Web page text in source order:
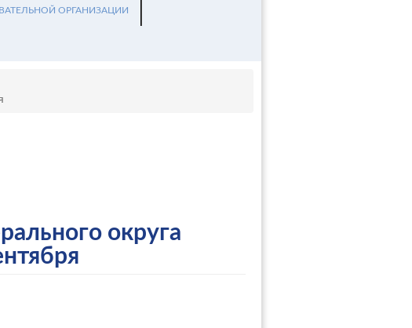
ОРГАНИЗАЦИИ
округа